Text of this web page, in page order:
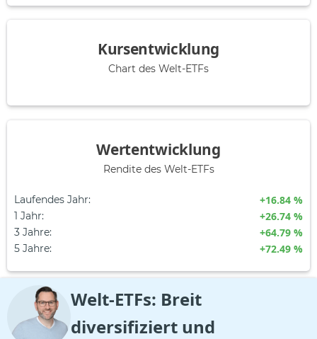
Kursentwicklung
Chart des Welt-ETFs
Wertentwicklung
Rendite des Welt-ETFs
Laufendes Jahr: +16.84 %
1 Jahr: +26.74 %
3 Jahre: +64.79 %
5 Jahre: +72.49 %
Welt-ETFs: Breit
diversifiziert und